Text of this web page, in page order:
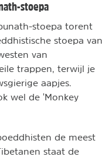
stoepa
stoepa torent
stoepa van
van
trappen, terwijl je
aapjes.
wel de 'Monkey
de meest
staat de